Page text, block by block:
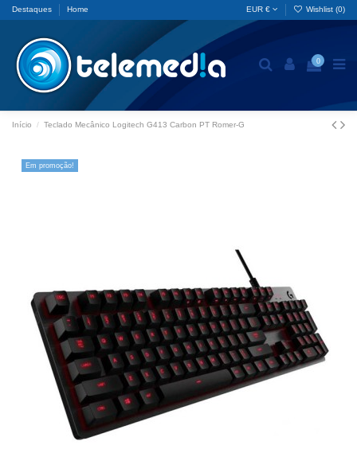
Destaques Home EUR € Wishlist (0)
0
Início Teclado Mecânico Logitech G413 Carbon PT Romer-G
Em promoção!